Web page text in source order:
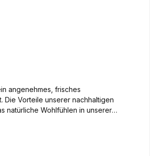
angenehmes, frisches
Die Vorteile unserer nachhaltigen